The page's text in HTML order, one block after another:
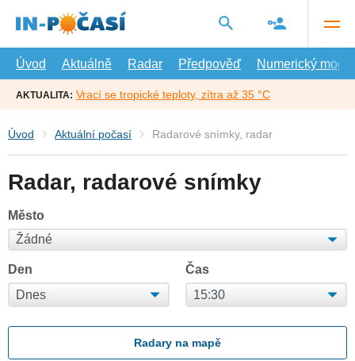
hlavní
Úvod
Aktuálně Radar Předpověď Numerický model
AKTUALITA: Vrací se tropické teploty, zítra až 35 °C
Úvod Aktuální počasí Radarové snímky, radar
Radar, radarové snímky
Město
Den Čas
Radary na mapě